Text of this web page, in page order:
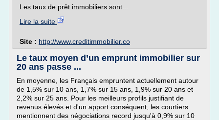
Les taux de prêt immobiliers sont...
Lire la suite
Site : http://www.creditimmobilier.co
Le taux moyen d’un emprunt immobilier sur
20 ans passe ...
En moyenne, les Français empruntent actuellement autour
de 1,5% sur 10 ans, 1,7% sur 15 ans, 1,9% sur 20 ans et
2,2% sur 25 ans. Pour les meilleurs profils justifiant de
revenus élevés et d'un apport conséquent, les courtiers
mentionnent des négociations record jusqu'à 0,9% sur 10